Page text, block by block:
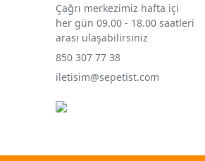
Çağrı merkezimiz hafta içi
her gün 09.00 - 18.00 saatleri
arası ulaşabilirsiniz
850 307 77 38
iletisim@sepetist.com